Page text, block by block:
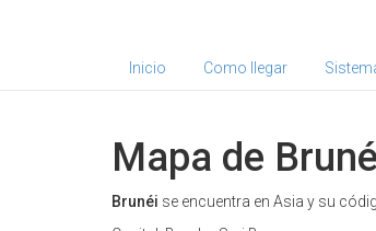
Inicio Como llegar
Mapa de
Brunéi se encuentra en Asia y su